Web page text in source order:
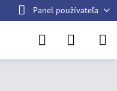
Panel používateľa